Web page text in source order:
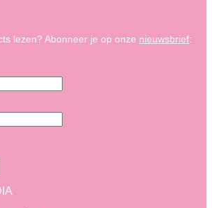
lezen? Abonneer je op onze nieuwsbrief: